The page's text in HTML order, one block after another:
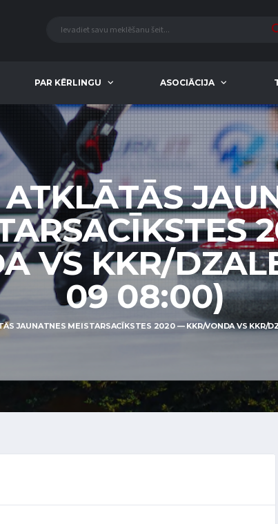
PAR KĒRLINGU ASOCIĀCIJA
ATKLĀTĀS
VS KKR/
09 08:00)
JAUNATNES MEISTARSACĪKSTES 2020 — KKR/VONDA VS KKR/